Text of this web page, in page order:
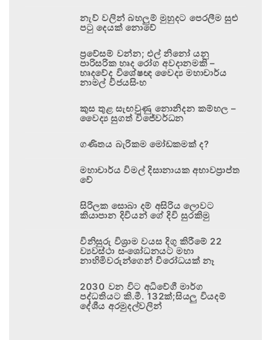
නැව් වලින් බහලුම් මුහුදට පෙරලීම සුළු
පටු දෙයක් නොවේ
ප්‍රවේසම් වන්න; එල් නිනෝ යනු
පාරිසරික හෘද රෝග අවදානමකි –
හෘදවේද විශේෂඥ වෛද්‍ය මහාචාර්ය
නාමල් විජයසිංහ
කුස තුළ සැඟවුණු නොනිදන කම්හල –
වෛද්‍ය සුගත් විජේවර්ධන
ගණිතය බැරිකම මෝඩකමක් ද?
මහාචාර්ය විමල් දිසානායක අභාවප්‍රාප්ත
වේ
සිරිලක සොබා දම් අසිරිය ලොවට
කියාපාන දිවියන් ගේ දිවි සුරකිමු
විනිසුරු විශ්‍රාම වයස දිගු කිරීමේ 22
ව්‍යවස්ථා සංශෝධනයට මහා
නාහිමිවරුන්ගෙන් විරෝධයක් නෑ
2030 වන විට අධිවේගී මාර්ග
පද්ධතියට කි.මී. 132ක්;සියලු වියදම්
දේශීය අරමුදල්වලින්